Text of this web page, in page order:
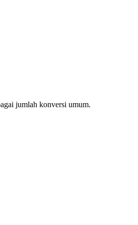
jumlah konversi umum.